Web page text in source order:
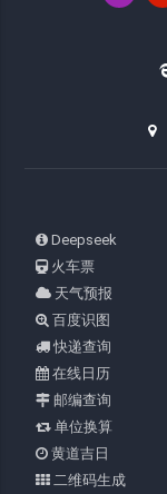
Deepseek
火车票
天气预报
百度识图
快递查询
在线日历
邮编查询
单位换算
黄道吉日
二维码生成